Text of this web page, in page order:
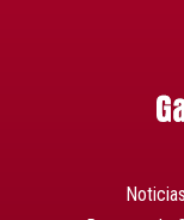
Noticias